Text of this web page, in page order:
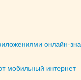
онлайн-
мобильный интернет